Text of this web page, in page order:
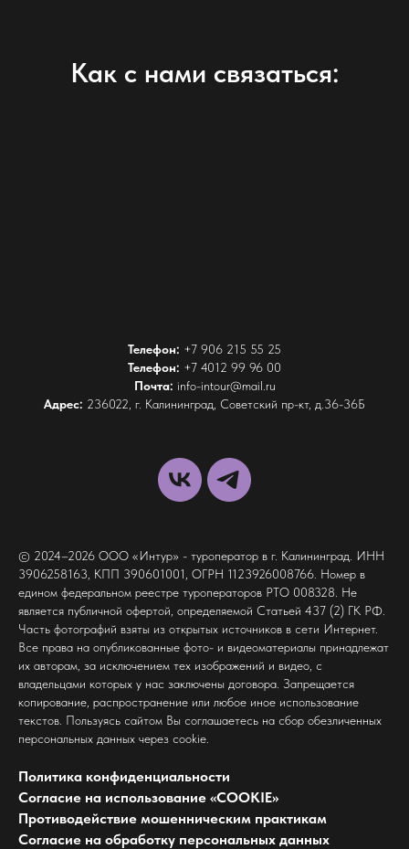
Как с нами связаться:
Телефон: +7 906 215 55 25
Телефон: +7 4012 99 96 00
Почта: info-intour@mail.ru
Адрес: 236022, г. Калининград, Советский пр-кт, д.36-36Б
© 2024–2026 ООО «Интур» - туроператор в г. Калининград. ИНН
3906258163, КПП 390601001, ОГРН 1123926008766. Номер в
едином федеральном реестре туроператоров РТО 008328. Не
является публичной офертой, определяемой Статьей 437 (2) ГК РФ.
Часть фотографий взяты из открытых источников в сети Интернет.
Все права на опубликованные фото- и видеоматериалы принадлежат
их авторам, за исключением тех изображений и видео, с
владельцами которых у нас заключены договора. Запрещается
копирование, распространение или любое иное использование
текстов. Пользуясь сайтом Вы соглашаетесь на сбор обезличенных
персональных данных через cookie.
Политика конфиденциальности
Согласие на использование «COOKIE»
Противодействие мошенническим практикам
Согласие на обработку персональных данных